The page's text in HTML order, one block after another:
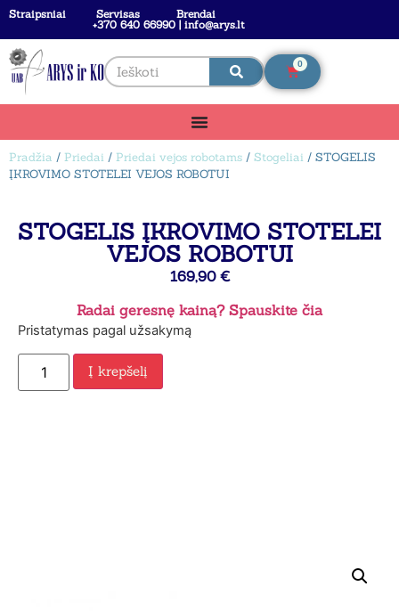
Straipsniai Servisas
Brendai
+370 640 66990 | info@arys.lt
0
Pradžia / Priedai / Priedai vejos robotams / Stogeliai / STOGELIS
ĮKROVIMO STOTELEI VEJOS ROBOTUI
STOGELIS ĮKROVIMO STOTELEI
VEJOS ROBOTUI
169,90 €
Radai geresnę kainą? Spauskite čia
Pristatymas pagal užsakymą
Į krepšelį